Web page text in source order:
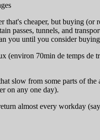
cheaper, but buying
passes, tunnels, and
you until you consider
(environ 70min de temps de
slow from some parts of
on any one day).
almost every workday